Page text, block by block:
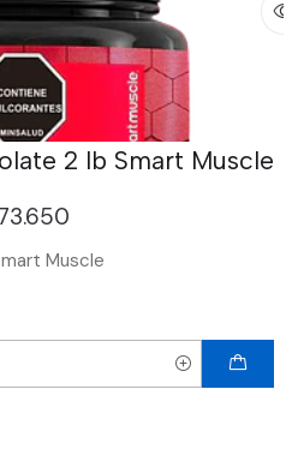
2 lb Smart Muscle
Muscle